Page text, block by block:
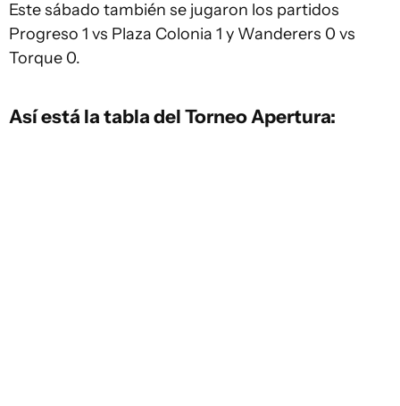
Este sábado también se jugaron los partidos
Progreso 1 vs Plaza Colonia 1 y Wanderers 0 vs
Torque 0.
Así está la tabla del Torneo Apertura: